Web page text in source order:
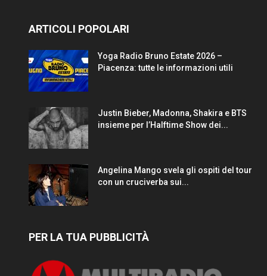
ARTICOLI POPOLARI
Yoga Radio Bruno Estate 2026 –
Piacenza: tutte le informazioni utili
Justin Bieber, Madonna, Shakira e BTS
insieme per l’Halftime Show dei...
Angelina Mango svela gli ospiti del tour
con un cruciverba sui...
PER LA TUA PUBBLICITÀ